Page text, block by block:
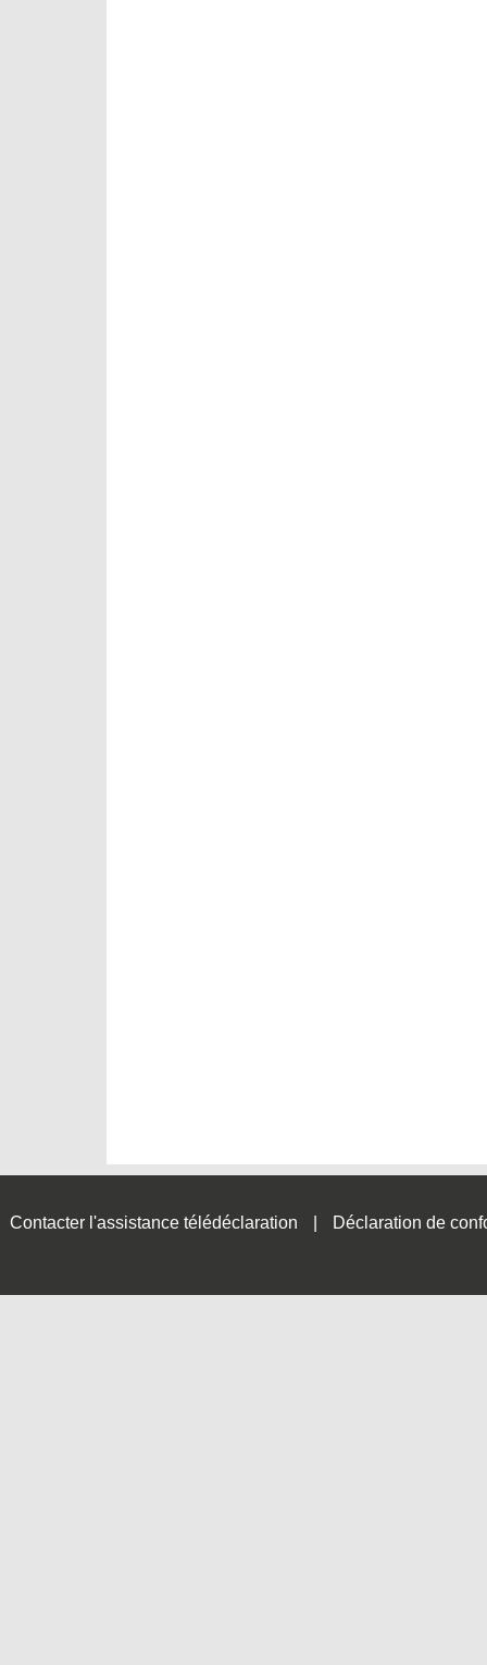
Contacter l'assistance télédéclaration Déclaration de